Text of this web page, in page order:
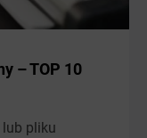
– TOP 10
pliku